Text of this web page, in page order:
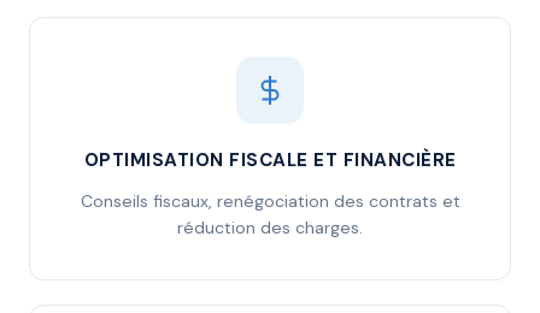
OPTIMISATION FISCALE ET FINANCIÈRE
Conseils fiscaux, renégociation des contrats et
réduction des charges.